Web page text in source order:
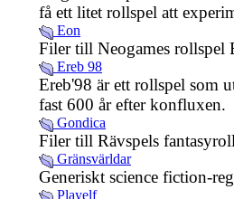
få ett litet rollspel att
Eon
Filer till Neogames rollspel
Ereb 98
Ereb'98 är ett rollspel som
fast 600 år efter konfluxen.
Gondica
Filer till Rävspels
Gränsvärldar
Generiskt science fiction-
Playelf